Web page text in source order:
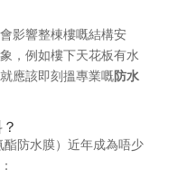
影響整棟樓嘅結構安
，例如樓下天花板有水
應該即刻搵專業嘅防水
酯防水膜）近年成為唔少